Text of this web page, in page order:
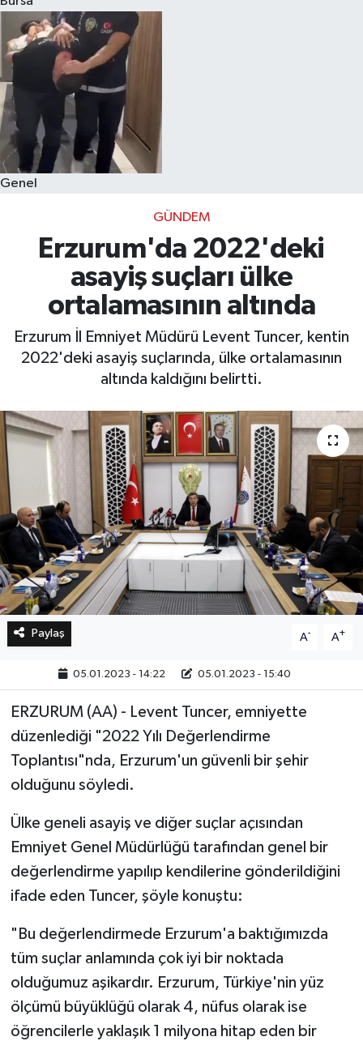
Genel
GÜNDEM
Erzurum'da 2022'deki
asayiş suçları ülke
ortalamasının altında
Erzurum İl Emniyet Müdürü Levent Tuncer, kentin
2022'deki asayiş suçlarında, ülke ortalamasının
altında kaldığını belirtti.
Paylaş A- A+
05.01.2023 - 14:22 05.01.2023 - 15:40
ERZURUM (AA) - Levent Tuncer, emniyette
düzenlediği "2022 Yılı Değerlendirme
Toplantısı"nda, Erzurum'un güvenli bir şehir
olduğunu söyledi.
Ülke geneli asayiş ve diğer suçlar açısından
Emniyet Genel Müdürlüğü tarafından genel bir
değerlendirme yapılıp kendilerine gönderildiğini
ifade eden Tuncer, şöyle konuştu:
"Bu değerlendirmede Erzurum'a baktığımızda
tüm suçlar anlamında çok iyi bir noktada
olduğumuz aşikardır. Erzurum, Türkiye'nin yüz
ölçümü büyüklüğü olarak 4, nüfus olarak ise
öğrencilerle yaklaşık 1 milyona hitap eden bir
Eğitim
Sağlık
Magazin
Kültür & Sanat
Teknoloji
Bilim
Genel